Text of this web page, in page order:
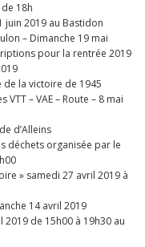
18h
juin 2019 au Bastidon
– Dimanche 19 mai
pour la rentrée 2019
de la victoire de 1945
VTT – VAE – Route – 8 mai
d’Alleins
déchets organisée par le
» samedi 27 avril 2019 à
14 avril 2019
2019 de 15h00 à 19h30 au